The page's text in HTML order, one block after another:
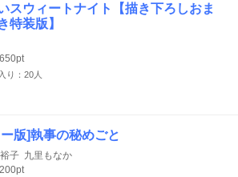
スウィートナイト【描き下ろしおま
特装版】
650pt
り：20人
版]執事の秘めごと
子 九里もなか
200pt